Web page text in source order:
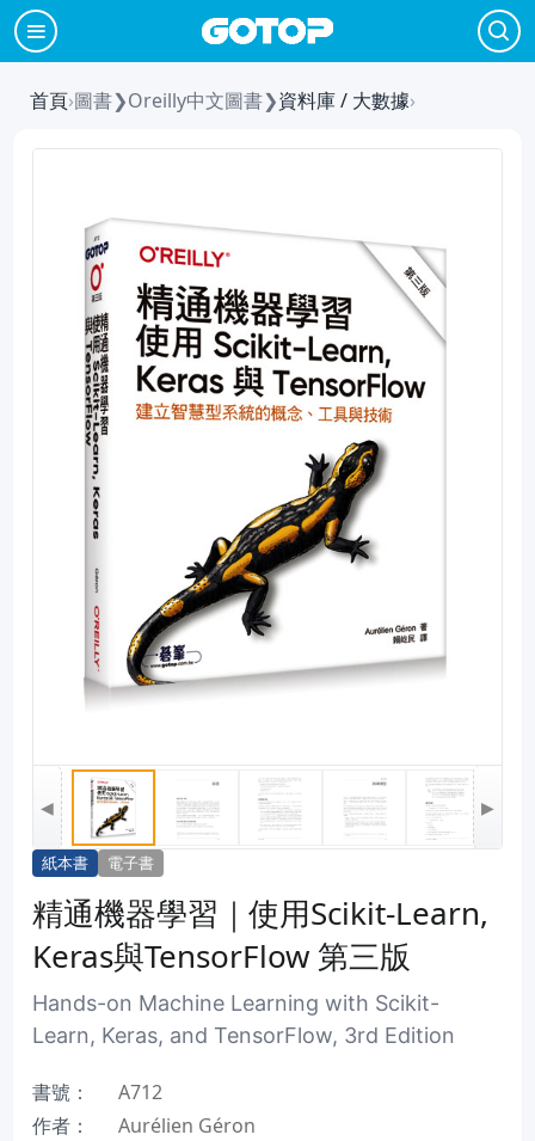
首頁›圖書❯Oreilly中文圖書❯資料庫 / 大數據›
◀ ▶
紙本書 電子書
精通機器學習｜使用Scikit-Learn,
Keras與TensorFlow 第三版
Hands-on Machine Learning with Scikit-
Learn, Keras, and TensorFlow, 3rd Edition
書號：
A712
作者：
Aurélien Géron